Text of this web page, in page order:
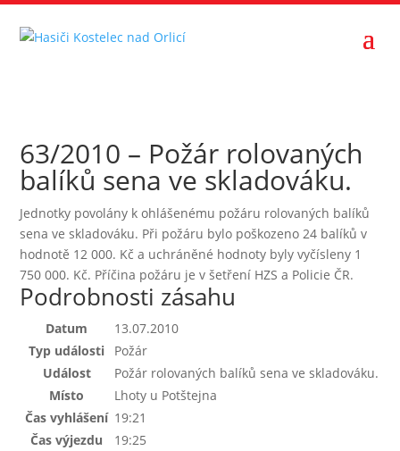
63/2010 – Požár rolovaných
balíků sena ve skladováku.
Jednotky povolány k ohlášenému požáru rolovaných balíků
sena ve skladováku. Při požáru bylo poškozeno 24 balíků v
hodnotě 12 000. Kč a uchráněné hodnoty byly vyčísleny 1
750 000. Kč. Příčina požáru je v šetření HZS a Policie ČR.
Podrobnosti zásahu
Datum
13.07.2010
Typ události
Požár
Událost
Požár rolovaných balíků sena ve skladováku.
Místo
Lhoty u Potštejna
Čas vyhlášení 19:21
Čas výjezdu
19:25